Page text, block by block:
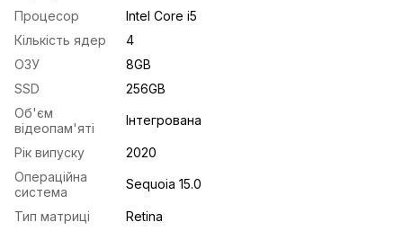
Процесор
Intel Core i5
Кількість ядер
4
ОЗУ
8GB
SSD
256GB
Об'єм
відеопам'яті
Інтегрована
Рік випуску
2020
Операційна
система
Sequoia 15.0
Тип матриці
Retina